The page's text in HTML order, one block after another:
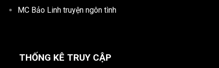
MC Bảo Linh truyện ngôn tình
THỐNG KÊ TRUY CẬP